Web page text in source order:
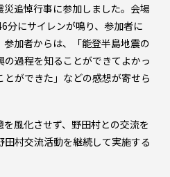
追悼行事に参加しました。会場
分にサイレンが鳴り、参加者に
加者からは、「能登半島地震の
過程を知ることができてよかっ
ができた」などの感想が寄せら
風化させず、野田村との交流を
村交流活動を継続して実施する